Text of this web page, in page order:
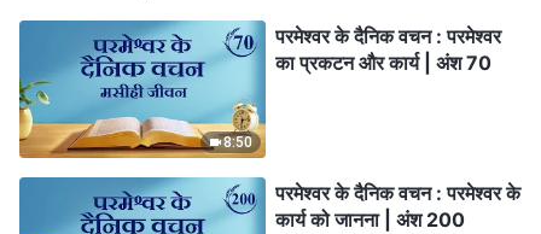
8:50
परमेश्वर के दैनिक वचन : परमेश्वर
का प्रकटन और कार्य | अंश 70
परमेश्वर के दैनिक वचन : परमेश्वर के
कार्य को जानना | अंश 200